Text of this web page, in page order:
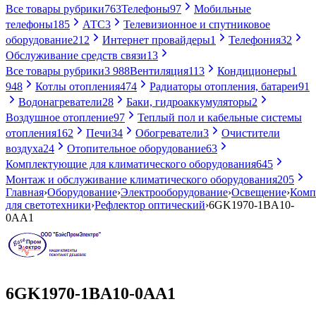
Все товары рубрики763Телефоны97
Мобильные
телефоны185 АТС3
Телевизионное и спутниковое
оборудование212 Интернет провайдеры1 Телефония32
Обслуживание средств связи13
Все товары рубрики3 988Вентиляция113 Кондиционеры1
948
Котлы отопления474 Радиаторы отопления, батареи91
Водонагреватели28 Баки, гидроаккумуляторы2
Воздушное отопление97
Теплый пол и кабельные системы
отопления162 Печи34 Обогреватели3
Очистители
воздуха24 Отопительное оборудование63
Комплектующие для климатического оборудования645
Монтаж и обслуживание климатического оборудования205
Главная›Оборудование›Электрооборудование›Освещение›
для светотехники›Рефлектор оптический›6GK1970-1BA10-
0AA1
6GK1970-1BA10-0AA1